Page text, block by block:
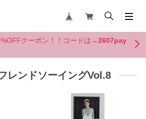
クーポン！！コードは→2607pay
レンドソーイングVol.8